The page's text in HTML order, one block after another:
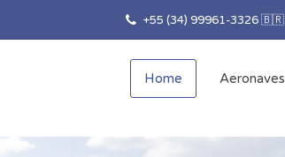
+55 (34) 99961-3326 🇧🇷
Home Aeronaves